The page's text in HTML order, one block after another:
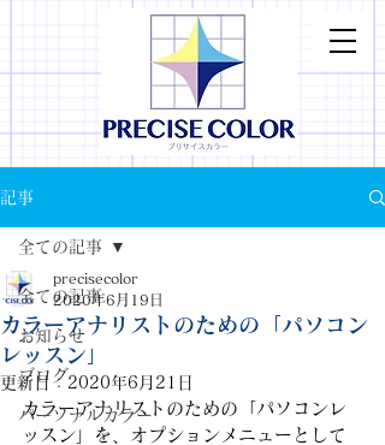
記事
全ての記事
お知らせ
ブログ
パーソナルカラー
全ての記事
カラーアナリストのための「パソコン
レッスン」
precisecolor
2020年6月19日
更新日： 2020年6月21日
カラーアナリストのための「パソコンレ
ッスン」を、オプションメニューとして